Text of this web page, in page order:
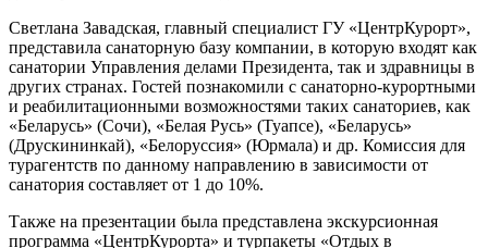
Светлана Завадская, главный специалист ГУ «ЦентрКурорт»,
представила санаторную базу компании, в которую входят как
санатории Управления делами Президента, так и здравницы в
других странах. Гостей познакомили с санаторно-курортными
и реабилитационными возможностями таких санаториев, как
«Беларусь» (Сочи), «Белая Русь» (Туапсе), «Беларусь»
(Друскининкай), «Белоруссия» (Юрмала) и др. Комиссия для
турагентств по данному направлению в зависимости от
санатория составляет от 1 до 10%.
Также на презентации была представлена экскурсионная
программа «ЦентрКурорта» и турпакеты «Отдых в